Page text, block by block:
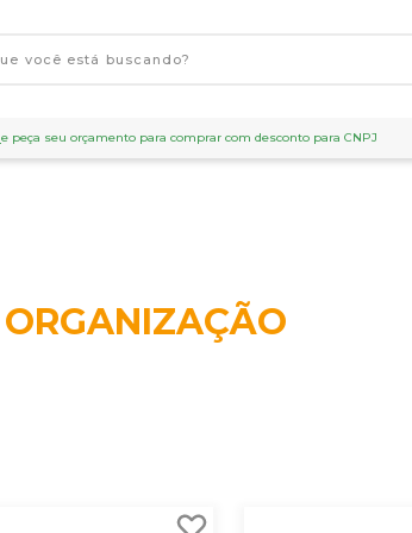
e peça seu orçamento para comprar com desconto para CNPJ
ORGANIZAÇÃO